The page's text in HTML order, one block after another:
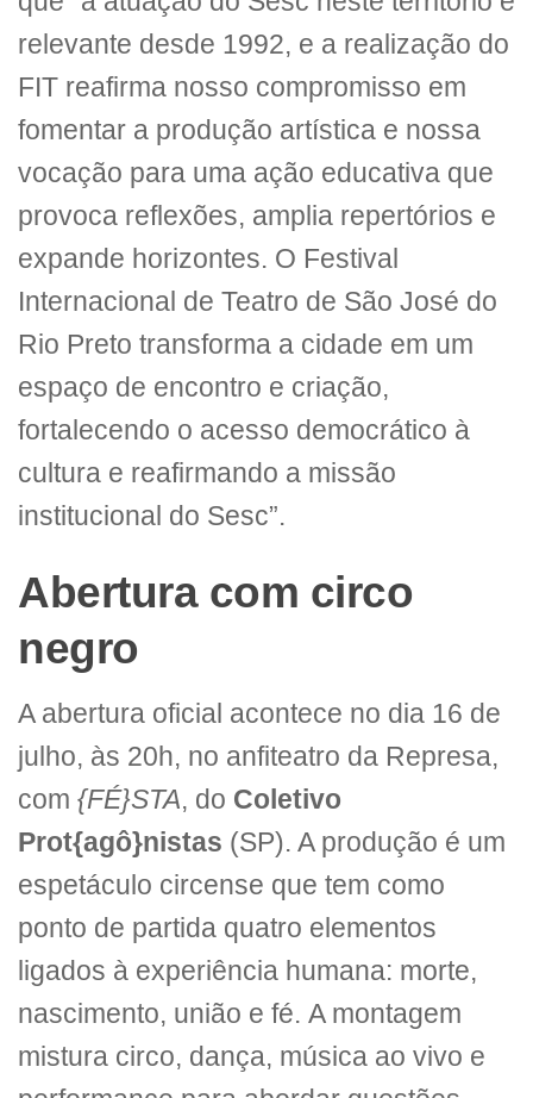
relevante desde 1992, e a realização do
FIT reafirma nosso compromisso em
fomentar a produção artística e nossa
vocação para uma ação educativa que
provoca reflexões, amplia repertórios e
expande horizontes. O Festival
Internacional de Teatro de São José do
Rio Preto transforma a cidade em um
espaço de encontro e criação,
fortalecendo o acesso democrático à
cultura e reafirmando a missão
institucional do Sesc”.
Abertura com circo
negro
A abertura oficial acontece no dia 16 de
julho, às 20h, no anfiteatro da Represa,
com {FÉ}STA, do Coletivo
Prot{agô}nistas (SP). A produção é um
espetáculo circense que tem como
ponto de partida quatro elementos
ligados à experiência humana: morte,
nascimento, união e fé. A montagem
mistura circo, dança, música ao vivo e